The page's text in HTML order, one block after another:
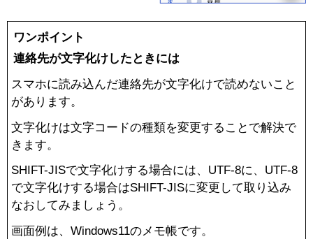
ワンポイント
連絡先が文字化けしたときには
スマホに読み込んだ連絡先が文字化けで読めないこと
があります。
文字化けは文字コードの種類を変更することで解決で
きます。
SHIFT-JISで文字化けする場合には、UTF-8に、UTF-8
で文字化けする場合はSHIFT-JISに変更して取り込み
なおしてみましょう。
画面例は、Windows11のメモ帳です。